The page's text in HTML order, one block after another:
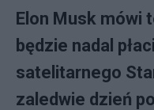
Elon Musk mówi
będzie nadal
satelitarnego
zaledwie dzień